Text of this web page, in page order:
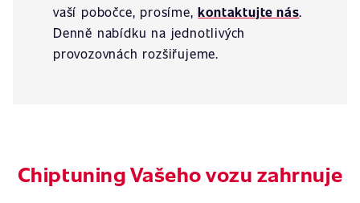
vaší pobočce, prosíme,kontaktujte nás.
Denně nabídku na jednotlivých
provozovnách rozšiřujeme.
Chiptuning Vašeho vozu zahrnuje